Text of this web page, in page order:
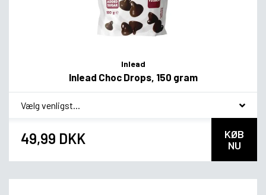
Inlead
Inlead Choc Drops, 150 gram
* smag
49,99 DKK
KØB
NU